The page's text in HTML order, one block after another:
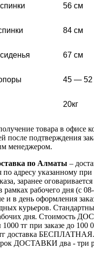
56 см
84 см
67 см
45 — 52
20кг
товара в офисе
после подтверждения
менеджером.
по Алматы –
по адресу указанному при
заранее
рамках рабочего дня (с
и в день оформления
курьеров.
дня. Стоимость
тг при заказе до 100
доставка БЕСПЛАТНАЯ.
ДОСТАВКИ два - три